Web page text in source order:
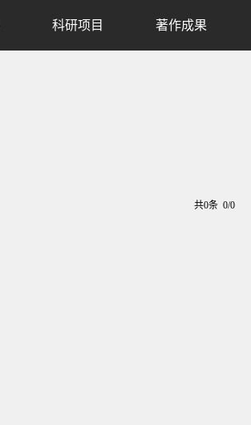
科研项目 著作成果
共0条 0/0